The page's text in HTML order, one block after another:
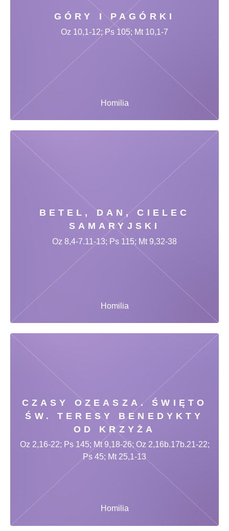
GÓRY I PAGÓRKI
Homilia
Oz 10,1-12; Ps 105; Mt 10,1-7
BETEL, DAN, CIELEC
SAMARYJSKI
Homilia
Oz 8,4-7.11-13; Ps 115; Mt 9,32-38
CZASY OZEASZA. ŚWIĘTO
ŚW. TERESY BENEDYKTY
OD KRZYŻA
Homilia
Oz 2,16-22; Ps 145; Mt 9,18-26; Oz 2,16b.17b.21-22;
Ps 45; Mt 25,1-13